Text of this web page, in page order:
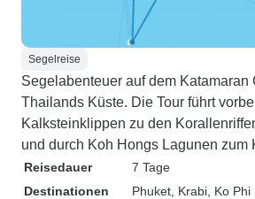
Segelreise
Segelabenteuer auf dem Katamaran
Thailands Küste. Die Tour führt
Kalksteinklippen zu den
und durch Koh Hongs Lagunen zum
Reisedauer
7 Tage
Destinationen
Phuket , Krabi , Ko